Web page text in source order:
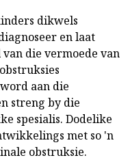
dikwels
en laat
die vermoede van
aan die
streng by die
spesialis. Dodelike
met so 'n
obstruksie.